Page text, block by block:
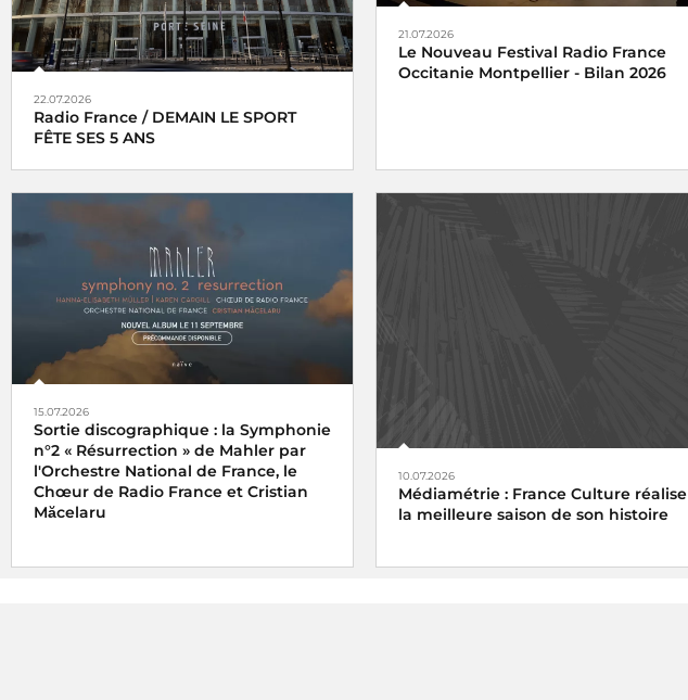
22.07.2026
Radio France / DEMAIN LE SPORT
FÊTE SES 5 ANS
21.07.2026
Le Nouveau Festival Radio France
Occitanie Montpellier - Bilan 2026
15.07.2026
Sortie discographique : la Symphonie
n°2 « Résurrection » de Mahler par
l'Orchestre National de France, le
Chœur de Radio France et Cristian
Măcelaru
10.07.2026
Médiamétrie : France Culture réalise
la meilleure saison de son histoire